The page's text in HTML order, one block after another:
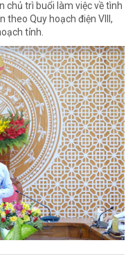
chủ trì buổi làm việc về tình
theo Quy hoạch điện VIII,
tỉnh.